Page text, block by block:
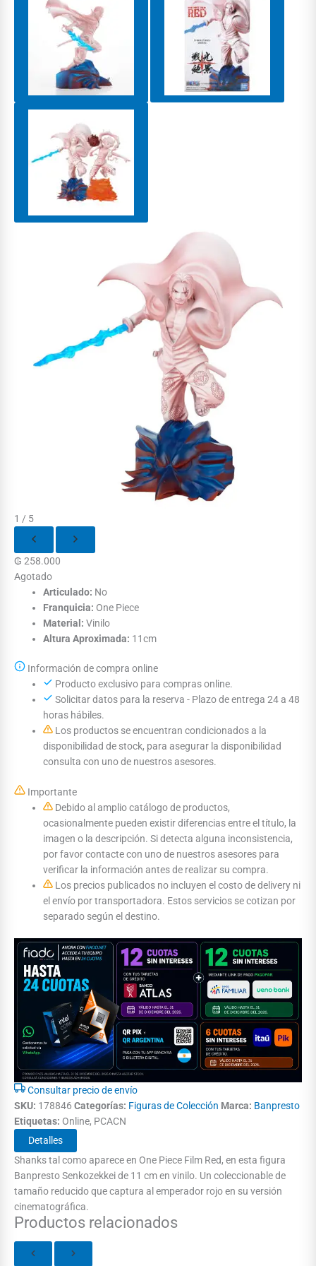
1 / 5
₲ 258.000
Agotado
Articulado: No
Franquicia: One Piece
Material: Vinilo
Altura Aproximada: 11cm
Información de compra online
Producto exclusivo para compras online.
Solicitar datos para la reserva - Plazo de entrega 24 a 48
horas hábiles.
Los productos se encuentran condicionados a la
disponibilidad de stock, para asegurar la disponibilidad
consulta con uno de nuestros asesores.
Importante
Debido al amplio catálogo de productos,
ocasionalmente pueden existir diferencias entre el título, la
imagen o la descripción. Si detecta alguna inconsistencia,
por favor contacte con uno de nuestros asesores para
verificar la información antes de realizar su compra.
Los precios publicados no incluyen el costo de delivery ni
el envío por transportadora. Estos servicios se cotizan por
separado según el destino.
Consultar precio de envío
SKU: 178846 Categorías: Figuras de Colección Marca: Banpresto
Etiquetas: Online, PCACN
Detalles
Shanks tal como aparece en One Piece Film Red, en esta figura
Banpresto Senkozekkei de 11 cm en vinilo. Un coleccionable de
tamaño reducido que captura al emperador rojo en su versión
cinematográfica.
Productos relacionados